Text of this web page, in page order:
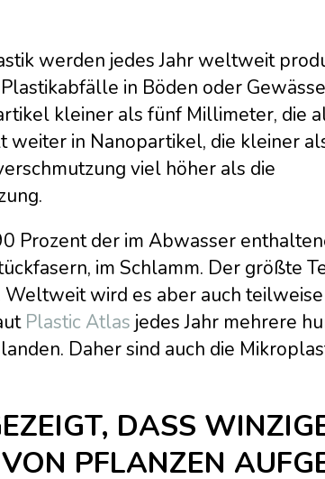
werden jedes Jahr weltweit
in Böden oder
kleiner als fünf Millimeter, die
in Nanopartikel, die kleiner
viel höher als die
Prozent der im Abwasser
im Schlamm. Der größte
wird es aber auch
Plastic Atlas jedes Jahr mehrere
Daher sind auch die
DASS
PFLANZEN